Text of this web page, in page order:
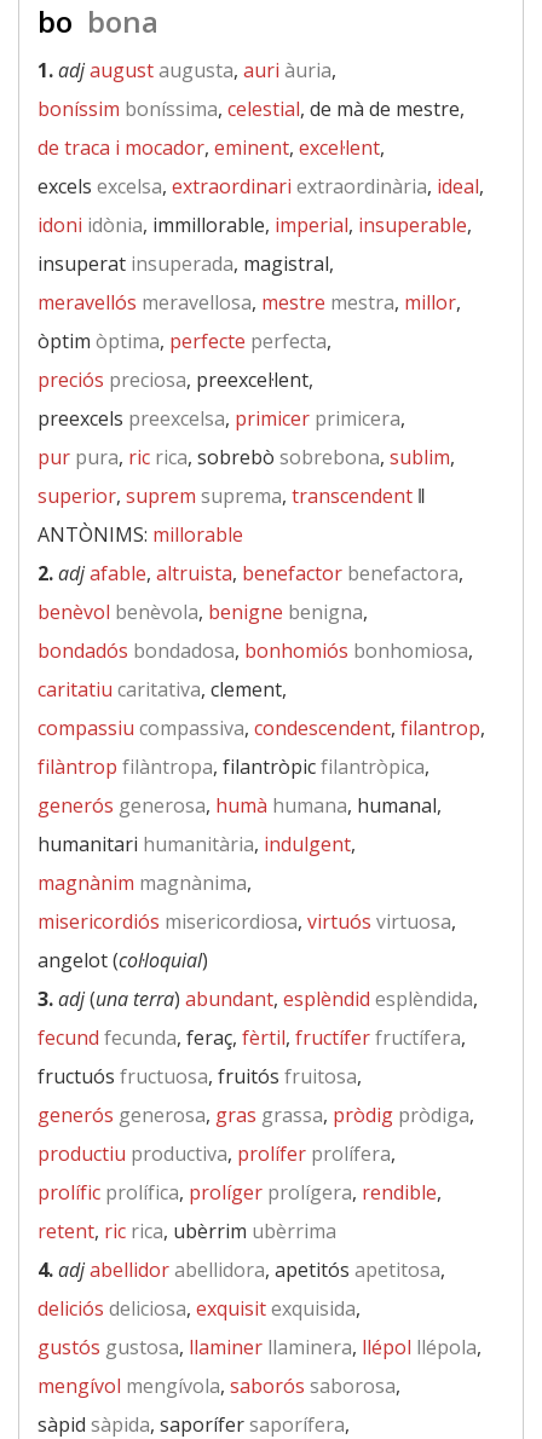
bo bona
1.adjaugustaugusta, auri àuria,
boníssim boníssima, celestial, de mà de mestre,
de traca i mocador, eminent, excel·lent,
excels excelsa, extraordinari extraordinària, ideal,
idoni idònia, immillorable, imperial, insuperable,
insuperat insuperada, magistral,
meravellós meravellosa, mestre mestra, millor,
òptim òptima, perfecte perfecta,
preciós preciosa, preexcel·lent,
preexcels preexcelsa, primicer primicera,
pur pura, ric rica, sobrebò sobrebona, sublim,
superior, suprem suprema, transcendent ‖
ANTÒNIMS: millorable
2.adjafable, altruista, benefactor benefactora,
benèvol benèvola, benigne benigna,
bondadós bondadosa, bonhomiós bonhomiosa,
caritatiu caritativa, clement,
compassiu compassiva, condescendent, filantrop,
filàntrop filàntropa, filantròpicfilantròpica,
generós generosa, humà humana, humanal,
humanitari humanitària, indulgent,
magnànim magnànima,
misericordiós misericordiosa, virtuós virtuosa,
angelot (col·loquial)
3.adj(una terra) abundant, esplèndid esplèndida,
fecund fecunda, feraç, fèrtil, fructíferfructífera,
fructuós fructuosa, fruitós fruitosa,
generós generosa, gras grassa, pròdig pròdiga,
productiu productiva, prolífer prolífera,
prolífic prolífica, prolíger prolígera, rendible,
retent, ric rica, ubèrrim ubèrrima
4.adjabellidorabellidora, apetitós apetitosa,
deliciós deliciosa, exquisitexquisida,
gustós gustosa, llaminer llaminera, llépol llépola,
mengívol mengívola, saborós saborosa,
sàpid sàpida, saporífersaporífera,